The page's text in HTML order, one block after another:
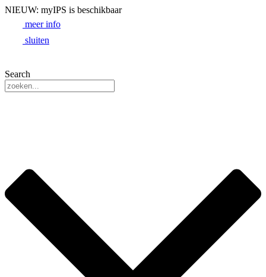
NIEUW: myIPS is beschikbaar
meer info
sluiten
Search